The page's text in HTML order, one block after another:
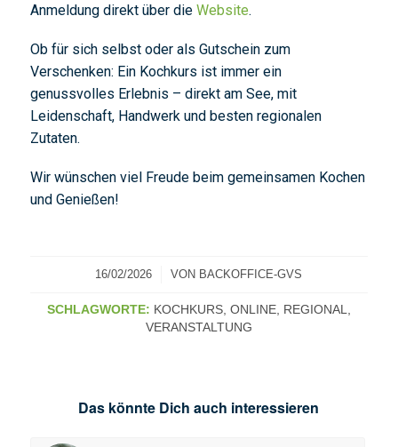
Anmeldung direkt über die Website.
Ob für sich selbst oder als Gutschein zum
Verschenken: Ein Kochkurs ist immer ein
genussvolles Erlebnis – direkt am See, mit
Leidenschaft, Handwerk und besten regionalen
Zutaten.
Wir wünschen viel Freude beim gemeinsamen Kochen
und Genießen!
16/02/2026
/ VON BACKOFFICE-GVS
SCHLAGWORTE: KOCHKURS, ONLINE, REGIONAL
VERANSTALTUNG
Das könnte Dich auch interessieren